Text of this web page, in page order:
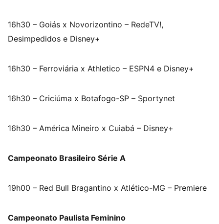
16h30 – Goiás x Novorizontino – RedeTV!,
Desimpedidos e Disney+
16h30 – Ferroviária x Athletico – ESPN4 e Disney+
16h30 – Criciúma x Botafogo-SP – Sportynet
16h30 – América Mineiro x Cuiabá – Disney+
Campeonato Brasileiro Série A
19h00 – Red Bull Bragantino x Atlético-MG – Premiere
Campeonato Paulista Feminino